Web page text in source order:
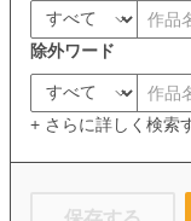
除外ワード
+ さらに詳しく検索